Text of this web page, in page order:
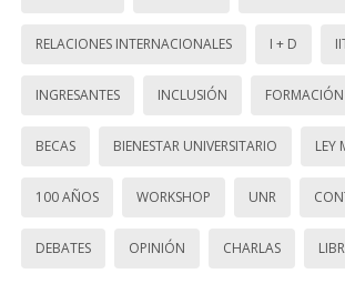
RELACIONES INTERNACIONALES I + D
INGRESANTES INCLUSIÓN FORMACIÓN
BECAS BIENESTAR UNIVERSITARIO LEY
100 AÑOS WORKSHOP UNR
DEBATES OPINIÓN CHARLAS